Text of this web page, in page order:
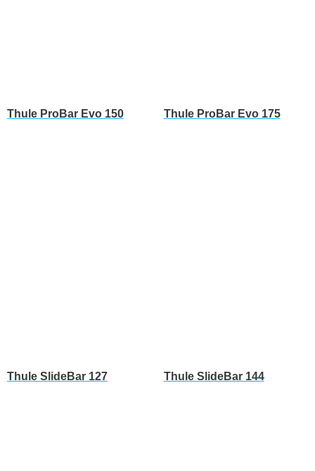
Thule ProBar Evo 150 Thule ProBar Evo 175
Thule SlideBar 127 Thule SlideBar 144